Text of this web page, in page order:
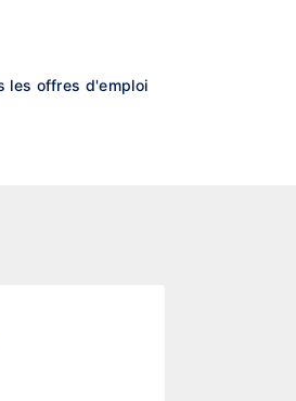
les offres d'emploi